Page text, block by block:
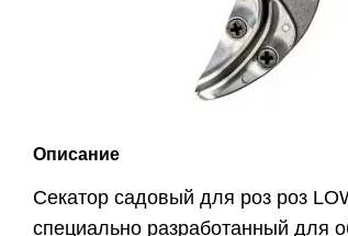
Описание
Секатор садовый для роз роз
специально разработанный для